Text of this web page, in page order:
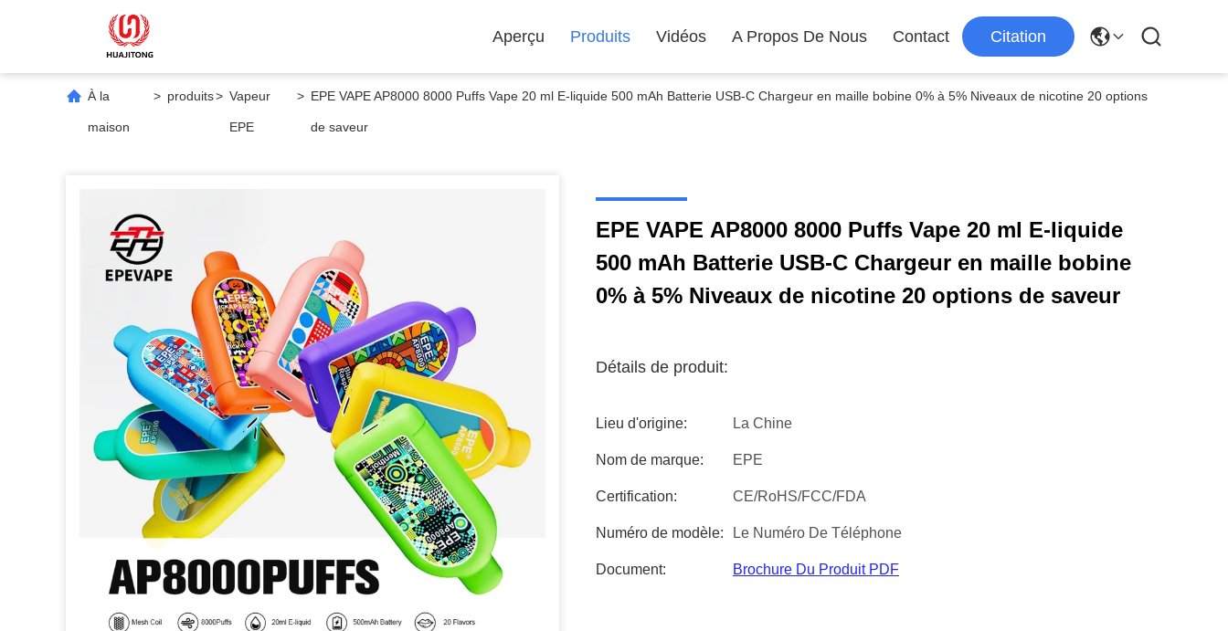
Aperçu Produits Vidéos A Propos De Nous Contact Citation
À la
maison
> produits> Vapeur
EPE
> EPE VAPE AP8000 8000 Puffs Vape 20 ml E-liquide 500 mAh Batterie USB-C Chargeur en maille bobine 0% à 5% Niveaux de nicotine 20 options
de saveur
EPE VAPE AP8000 8000 Puffs Vape 20 ml E-liquide
500 mAh Batterie USB-C Chargeur en maille bobine
0% à 5% Niveaux de nicotine 20 options de saveur
Détails de produit:
Lieu d'origine: La Chine
Nom de marque: EPE
Certification: CE/RoHS/FCC/FDA
Numéro de modèle: Le Numéro De Téléphone
Document: Brochure Du Produit PDF